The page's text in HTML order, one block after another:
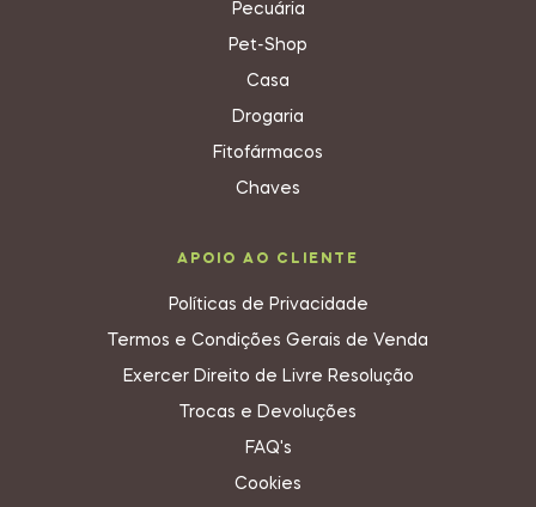
Pecuária
Pet-Shop
Casa
Drogaria
Fitofármacos
Chaves
APOIO AO CLIENTE
Políticas de Privacidade
Termos e Condições Gerais de Venda
Exercer Direito de Livre Resolução
Trocas e Devoluções
FAQ's
Cookies